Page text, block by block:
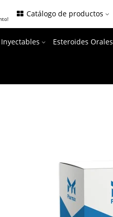
Catálogo de productos
Esteroides Orales